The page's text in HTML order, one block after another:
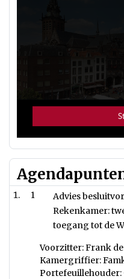
1
Advies
Rekenkamer:
toegang tot de
Voorzitter: Frank
Kamergriffier:
Portefeuillehouder: